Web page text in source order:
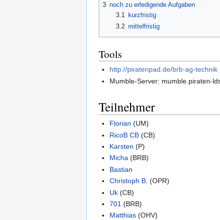
3 noch zu erledigende Aufgaben
3.1
kurzfristig
3.2 mittelfristig
Tools
http://piratenpad.de/brb-ag-technik
Mumble-Server: mumble.piraten-
Teilnehmer
Florian (UM)
RicoB CB (CB)
Karsten (P)
Micha (BRB)
Bastian
Christoph B. (OPR)
Uk (CB)
701 (BRB)
Matthias (OHV)